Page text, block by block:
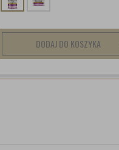
DODAJ DO KOSZYKA